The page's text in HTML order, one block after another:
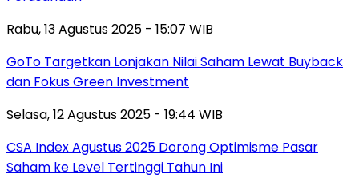
Rabu, 13 Agustus 2025 - 15:07 WIB
GoTo Targetkan Lonjakan Nilai Saham Lewat Buyback
dan Fokus Green Investment
Selasa, 12 Agustus 2025 - 19:44 WIB
CSA Index Agustus 2025 Dorong Optimisme Pasar
Saham ke Level Tertinggi Tahun Ini